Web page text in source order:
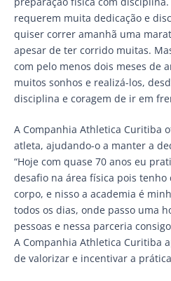
requerem muita dedicação e
quiser correr amanhã uma
apesar de ter corrido muitas.
com pelo menos dois meses de
muitos sonhos e realizá-los,
disciplina e coragem de ir em
A Companhia Athletica Curitiba
atleta, ajudando-o a manter a
“Hoje com quase 70 anos eu
desafio na área física pois
corpo, e nisso a academia é
todos os dias, onde passo uma
pessoas e nessa parceria
A Companhia Athletica Curitiba
de valorizar e incentivar a